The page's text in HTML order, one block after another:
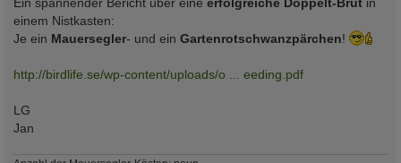
einem Nistkasten:
Je ein Mauersegler- und ein Gartenrotschwanzpärchen!
http://birdlife.se/wp-content/uploads/o ... eeding.pdf
LG
Jan